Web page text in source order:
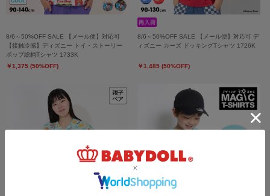
8/6～50%OFF SALE 【メール便】対応可
【接触冷感】ディズニー トイ・ストーリー
ポップ総柄Tシャツ 1733K
￥1,375 (50%OFF)
8/6～50%OFF SALE 【メール便】対応可 デ
ィズニー カーズ ドッキングTシャツ 1726K
￥1,485 (50%OFF)